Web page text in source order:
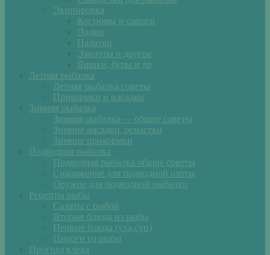
Экипировка
Костюмы и сапоги
Лодки
Палатки
Эхолоты и другое
Ящики, буры и др
Летняя рыбалка
Летняя рыбалка советы
Прикормки и насадки
Зимняя рыбалка
Зимняя рыбалка — общие советы
Зимние насадки, оснастки
Зимние прикормки
Подводная рыбалка
Подводная рыбалка общие советы
Снаряжение для подводной охоты
Оружие для подводной рыбалки
Рецепты рыбы
Салаты с рыбой
Вторые блюда из рыбы
Первые блюда (уха,суп)
Пироги из рыбы
Прогноз клева